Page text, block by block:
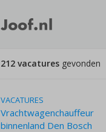
212 vacatures gevonden
VACATURES
Vrachtwagenchauffeur
binnenland Den Bosch